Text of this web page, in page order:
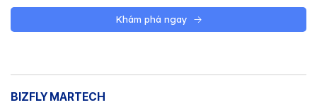
Khám phá ngay
BIZFLY MARTECH